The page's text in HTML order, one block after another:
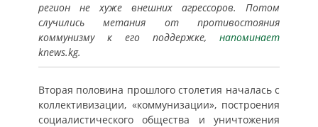
регион не хуже внешних агрессоров. Потом
случились метания от противостояния
коммунизму к его поддержке, напоминает
knews.kg.
Вторая половина прошлого столетия началась с
коллективизации, «коммунизации», построения
социалистического общества и уничтожения